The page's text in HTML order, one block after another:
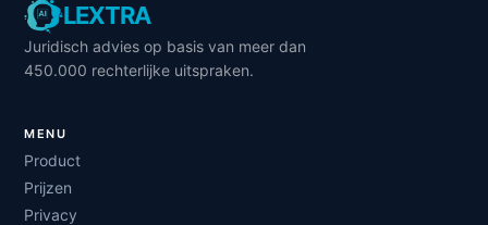
LEXTRA
Juridisch advies op basis van meer dan
450.000 rechterlijke uitspraken.
MENU
Product
Prijzen
Privacy